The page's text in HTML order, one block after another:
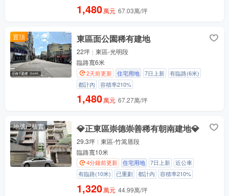
1,480萬元 67.03萬/坪
置頂 東區面公園稀有建地
22坪
東區-光明段
臨路寬6米
2天前更新 住宅用地 7日上新
有臨路(6米)
都計內
容積率210%
1,480萬元 67.27萬/坪
地號已核實 💎正東區崇德崇善稀有朝南建地💎
29.3坪
東區-竹篙厝段
臨路寬10米
4分鐘前更新 住宅用地 7日上新
近公車
有臨路(10米)
已重劃 都計內 容積率210%
1,320萬元 44.99萬/坪